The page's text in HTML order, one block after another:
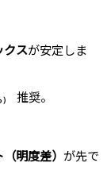
クスが安定しま
推奨。
明度差） が先で